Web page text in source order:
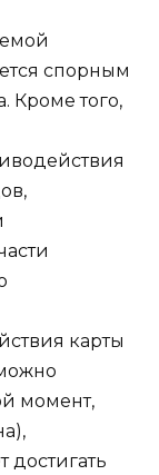
спорным
Кроме того,
карты
момент,